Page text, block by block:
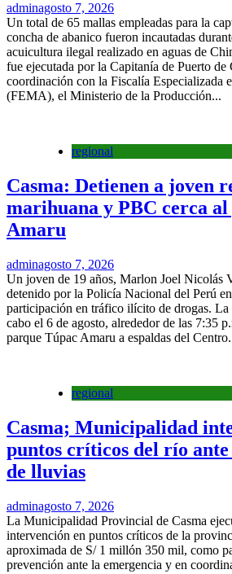
adminagosto 7, 2026
Un total de 65 mallas empleadas para la
concha de abanico fueron incautadas
acuicultura ilegal realizado en aguas de
fue ejecutada por la Capitanía de Puerto de
coordinación con la Fiscalía Especializada
(FEMA), el Ministerio de la Producción...
regional
Casma: Detienen a joven
marihuana y PBC cerca
Amaru
adminagosto 7, 2026
Un joven de 19 años, Marlon Joel Nicolás
detenido por la Policía Nacional del Perú
participación en tráfico ilícito de drogas.
cabo el 6 de agosto, alrededor de las 7:35
parque Túpac Amaru a espaldas del
regional
Casma; Municipalidad
puntos críticos del río ante
de lluvias
adminagosto 7, 2026
La Municipalidad Provincial de Casma
intervención en puntos críticos de la
aproximada de S/ 1 millón 350 mil, como
prevención ante la emergencia y en